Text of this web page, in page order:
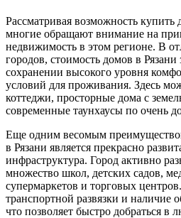
Рассматривая возможность купить
многие обращают внимание на
недвижимость в этом регионе. В
городов, стоимость домов в
сохранении высокого уровня
условий для проживания. Здесь
коттеджи, просторные дома с
современные таунхаусы по очень
Еще одним весомым
в Рязани является прекрасно
инфраструктура. Город активно
множество школ, детских садов,
супермаркетов и торговых
транспортной развязки и наличие
что позволяет быстро добраться в